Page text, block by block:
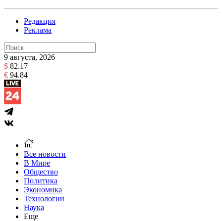
Редакция
Реклама
9 августа, 2026
$ 82.17
€ 94.84
Все новости
В Мире
Общество
Политика
Экономика
Технологии
Наука
Еще